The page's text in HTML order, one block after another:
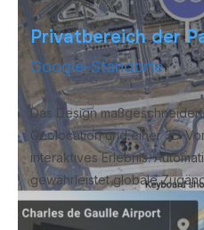
Privatbereich der
Google-Standorte
Das Design
Geolocation und einer 3D-
interaktives Erlebnis.
gewährleistet globale